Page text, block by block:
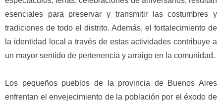
esenciales para preservar y transmitir las costumbres y
tradiciones de todo el distrito. Además, el fortalecimiento de
la identidad local a través de estas actividades contribuye a
un mayor sentido de pertenencia y arraigo en la comunidad.
Los pequeños pueblos de la provincia de Buenos Aires
enfrentan el envejecimiento de la población por el éxodo de